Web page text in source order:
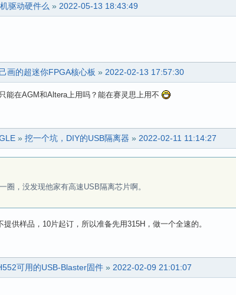
驱动硬件么 » 2022-05-13 18:43:49
画的超迷你FPGA核心板 » 2022-02-13 17:57:30
能在AGM和Altera上用吗？能在赛灵思上用不
» 挖一个坑，DIY的USB隔离器 » 2022-02-11 11:14:27
圈，没发现他家有高速USB隔离芯片啊。
提供样品，10片起订，所以准备先用315H，做一个全速的。
可用的USB-Blaster固件 » 2022-02-09 21:01:07